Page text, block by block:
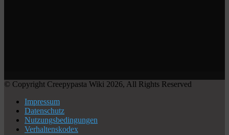
© Copyright Creepypasta Wiki 2026, All Rights Reserved
Impressum
Datenschutz
Nutzungsbedingungen
Verhaltenskodex